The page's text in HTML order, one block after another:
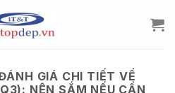
GIÁ CHI TIẾT VỀ
NÊN SẮM NẾU CẦN